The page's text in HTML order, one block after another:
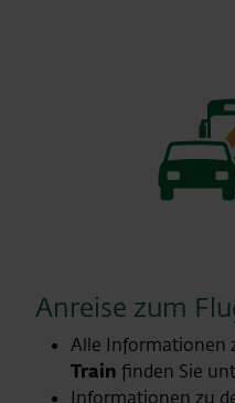
Anreise zum
Alle Informationen
Train finden Sie